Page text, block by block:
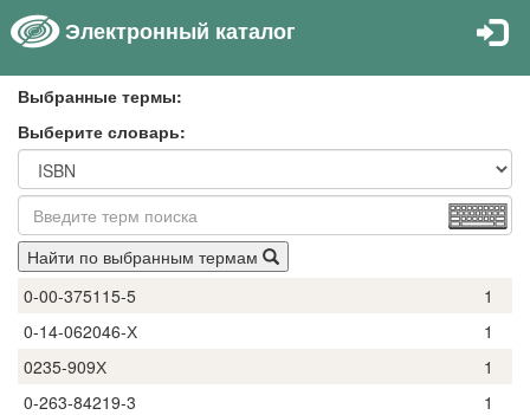
Электронный каталог
Выбранные термы:
Выберите словарь:
Найти по выбранным термам
0-00-375115-5
1
0-14-062046-Х
1
0235-909Х
1
0-263-84219-3
1